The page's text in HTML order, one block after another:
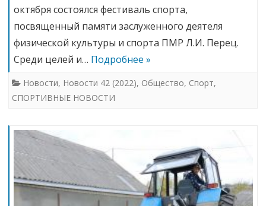
октября состоялся фестиваль спорта,
посвященный памяти заслуженного деятеля
физической культуры и спорта ПМР Л.И. Перец.
Среди целей и… Подробнее »
Новости, Новости 42 (2022), Общество, Спорт,
СПОРТИВНЫЕ НОВОСТИ